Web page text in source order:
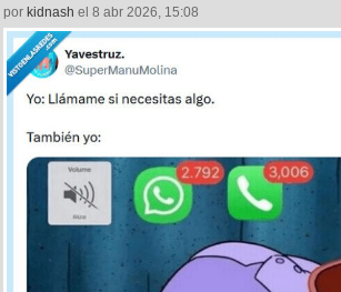
por kidnash el 8 abr 2026, 15:08